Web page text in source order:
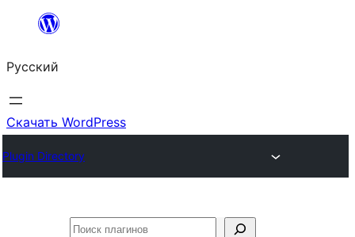
Перейти
содержимому
Русский
Скачать WordPress
Plugin Directory
Поиск